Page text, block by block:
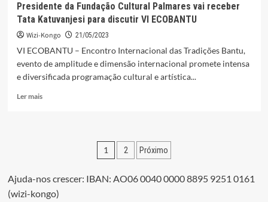
Presidente da Fundação Cultural Palmares vai receber
Tata Katuvanjesi para discutir VI ECOBANTU
Wizi-Kongo 21/05/2023
VI ECOBANTU – Encontro Internacional das Tradições Bantu,
evento de amplitude e dimensão internacional promete intensa
e diversificada programação cultural e artística...
Ler maisLeia
vai
receber
Paginação
dos
1 2 Próximo
Ajuda-nos crescer: IBAN: AO06 0040 0000 8895 9251 0161
(wizi-kongo)